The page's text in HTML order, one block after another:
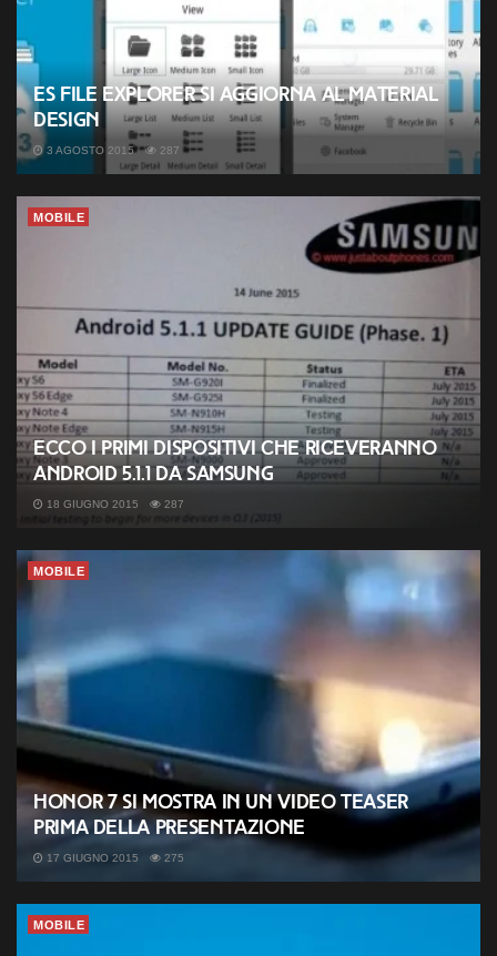
ES File Explorer si aggiorna al Material
Design
3 AGOSTO 2015 287
MOBILE
Ecco i primi dispositivi che riceveranno
Android 5.1.1 da Samsung
18 GIUGNO 2015 287
MOBILE
Honor 7 si mostra in un video teaser
prima della presentazione
17 GIUGNO 2015 275
MOBILE